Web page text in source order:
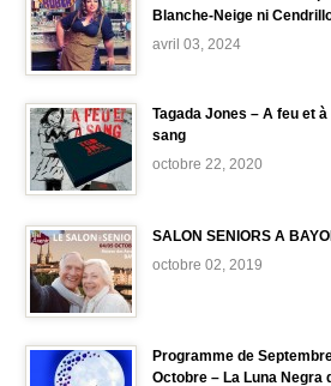
Blanche-Neige ni
avril 03, 2024
Tagada Jones – A feu et à
sang
octobre 22, 2020
SALON SENIORS A
octobre 02, 2019
Programme de
Octobre – La Luna Negra